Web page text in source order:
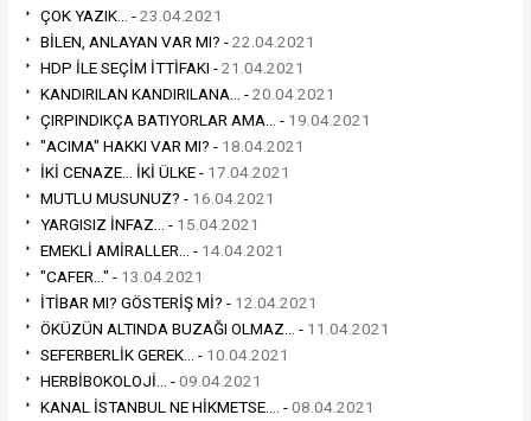
ÇOK YAZIK... -23.04.2021
BİLEN, ANLAYAN VAR MI? -22.04.2021
HDP İLE SEÇİM İTTİFAKI -21.04.2021
KANDIRILAN KANDIRILANA... -20.04.2021
ÇIRPINDIKÇA BATIYORLAR AMA... - 19.04.2021
"ACIMA" HAKKI VAR MI? - 18.04.2021
İKİ CENAZE... İKİ ÜLKE - 17.04.2021
MUTLU MUSUNUZ? - 16.04.2021
YARGISIZ İNFAZ... - 15.04.2021
EMEKLİ AMİRALLER... - 14.04.2021
"CAFER..." - 13.04.2021
İTİBAR MI? GÖSTERİŞ Mİ? - 12.04.2021
ÖKÜZÜN ALTINDA BUZAĞI OLMAZ... - 11.04.2021
SEFERBERLİK GEREK... - 10.04.2021
HERBİBOKOLOJİ... -09.04.2021
KANAL İSTANBUL NE HİKMETSE.... -08.04.2021